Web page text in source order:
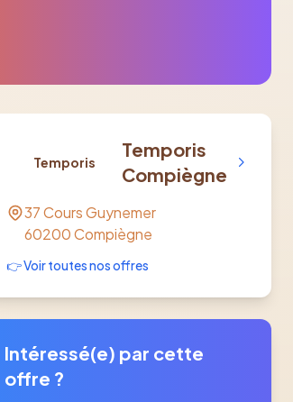
Temporis
Temporis
Compiègne
37 Cours Guynemer
60200Compiègne
👉 Voir toutes nos offres
Intéressé(e) par cette
offre ?